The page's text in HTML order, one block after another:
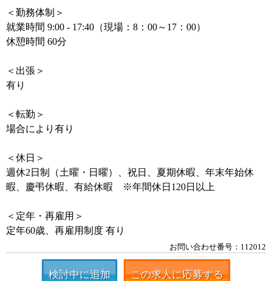
＜勤務体制＞
就業時間 9:00 - 17:40（現場：8：00～17：00）
休憩時間 60分
＜出張＞
有り
＜転勤＞
場合により有り
＜休日＞
週休2日制（土曜・日曜）、祝日、夏期休暇、年末年始休
暇、慶弔休暇、有給休暇 ※年間休日120日以上
＜定年・再雇用＞
定年60歳、再雇用制度 有り
お問い合わせ番号：112012
検討中に追加 この求人に応募する